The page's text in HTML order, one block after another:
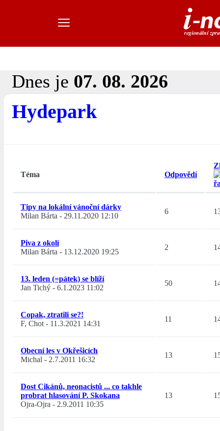
Dnes je 07. 08. 2026
Hydepark
Téma Odpovědí
Tipy na lokální vánoční dárky
Milan Bárta - 29.11.2020 12:10
6
Piva z okolí
Milan Bárta - 13.12.2020 19:25
2
13. leden (=pátek) se blíží
Jan Tichý - 6.1.2023 11:02
50
Copak, ztratili se?!
F, Chot- 11.3.2021 14:31
11
Obecní les v Okřešicích
Michal - 2.7.2011 16:32
13
Dost Cikánů, neonacistů ... co takhle
probrat hlasování P. Skokana
Ojra-Ojra - 2.9.2011 10:35
13